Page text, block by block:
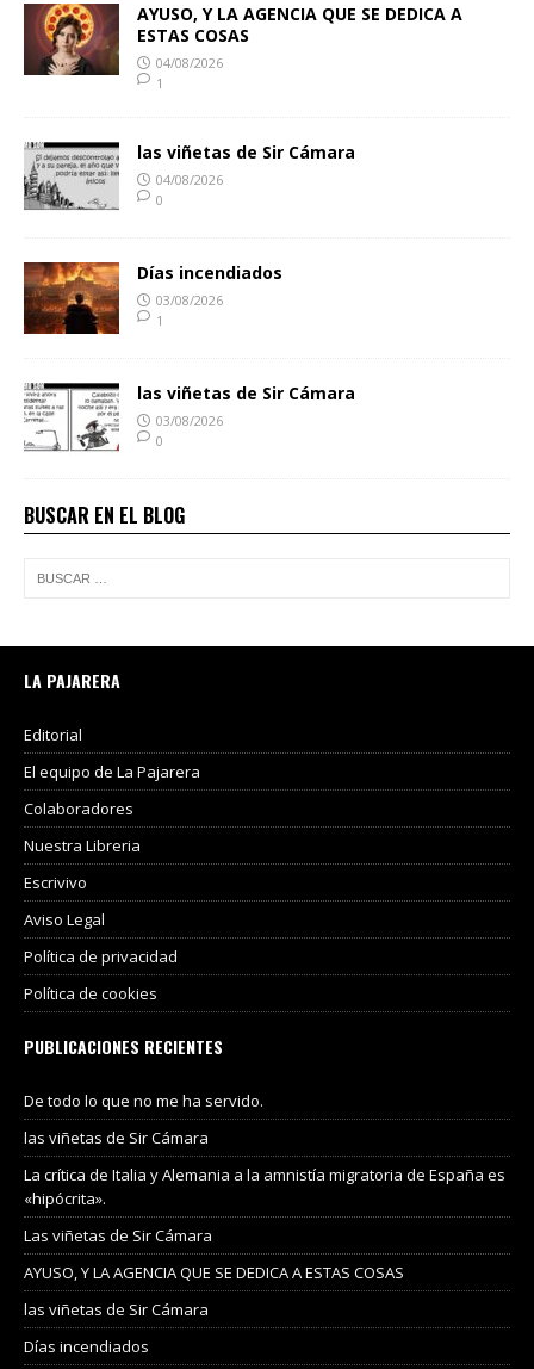
AYUSO, Y LA AGENCIA QUE SE DEDICA A
ESTAS COSAS
04/08/2026
1
las viñetas de Sir Cámara
04/08/2026
0
Días incendiados
03/08/2026
1
las viñetas de Sir Cámara
03/08/2026
0
BUSCAR EN EL BLOG
LA PAJARERA
Editorial
El equipo de La Pajarera
Colaboradores
Nuestra Libreria
Escrivivo
Aviso Legal
Política de privacidad
Política de cookies
PUBLICACIONES RECIENTES
De todo lo que no me ha servido.
las viñetas de Sir Cámara
La crítica de Italia y Alemania a la amnistía migratoria de España es
«hipócrita».
Las viñetas de Sir Cámara
AYUSO, Y LA AGENCIA QUE SE DEDICA A ESTAS COSAS
las viñetas de Sir Cámara
Días incendiados